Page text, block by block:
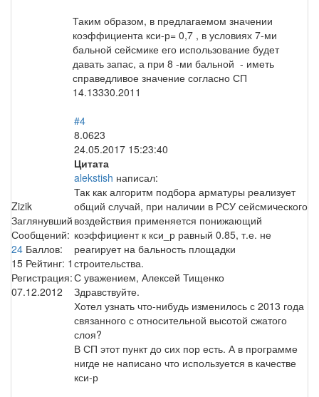
Таким образом, в предлагаемом значении
коэффициента кси-р= 0,7 , в условиях 7-ми
бальной сейсмике его использование будет
давать запас, а при 8 -ми бальной - иметь
справедливое значение согласно СП
14.13330.2011
Zizik
Заглянувший
Сообщений:
24 Баллов:
15 Рейтинг: 1
Регистрация:
07.12.2012
#4
8.0623
24.05.2017 15:23:40
Цитата
alekstish написал:
Так как алгоритм подбора арматуры реализует
общий случай, при наличии в РСУ сейсмического
воздействия применяется понижающий
коэффициент к кси_р равный 0.85, т.е. не
реагирует на бальность площадки
строительства.
С уважением, Алексей Тищенко
Здравствуйте.
Хотел узнать что-нибудь изменилось с 2013 года
связанного с относительной высотой сжатого
слоя?
В СП этот пункт до сих пор есть. А в программе
нигде не написано что используется в качестве
кси-р